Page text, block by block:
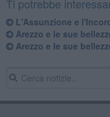
Ti potrebbe
L'Assunzione e
Arezzo e le sue
Arezzo e le sue